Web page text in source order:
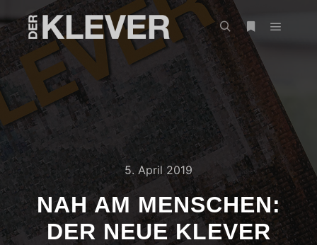
5. April 2019
NAH AM MENSCHEN:
DER NEUE KLEVER